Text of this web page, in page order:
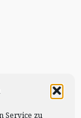
Service zu